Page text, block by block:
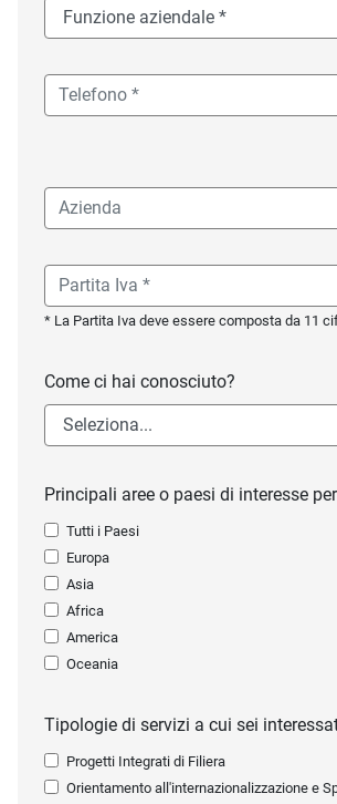
* La Partita Iva deve essere composta da 11
Come ci hai conosciuto?
Principali aree o paesi di interesse
Tutti i Paesi
Europa
Asia
Africa
America
Oceania
Tipologie di servizi a cui sei
Progetti Integrati di Filiera
Orientamento all'internazionalizzazione e